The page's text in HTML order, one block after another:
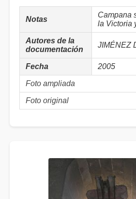
Notas
Campana
la Victoria
Autores de la
documentación
JIMÉNEZ
Fecha 2005
Foto ampliada
Foto original